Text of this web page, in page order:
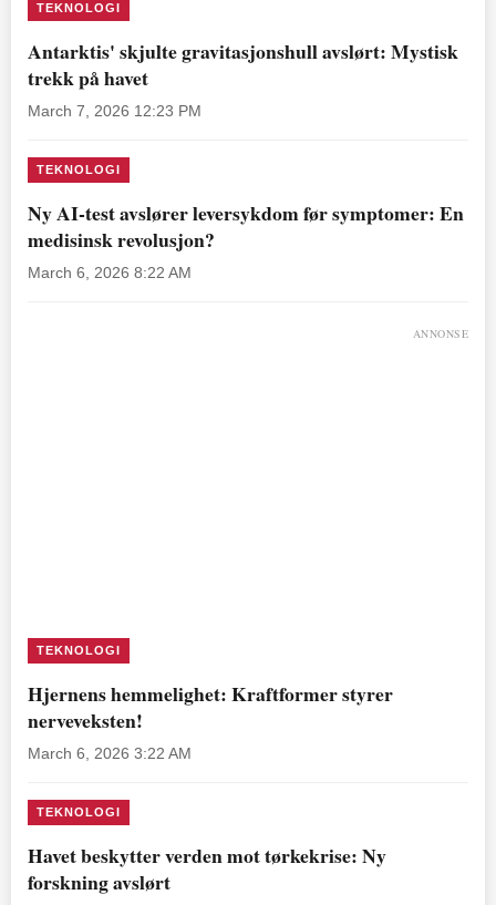
TEKNOLOGI
Antarktis' skjulte gravitasjonshull avslørt: Mystisk
trekk på havet
March 7, 2026 12:23 PM
TEKNOLOGI
Ny AI-test avslører leversykdom før symptomer: En
medisinsk revolusjon?
March 6, 2026 8:22 AM
ANNONSE
TEKNOLOGI
Hjernens hemmelighet: Kraftformer styrer
nerveveksten!
March 6, 2026 3:22 AM
TEKNOLOGI
Havet beskytter verden mot tørkekrise: Ny
forskning avslørt